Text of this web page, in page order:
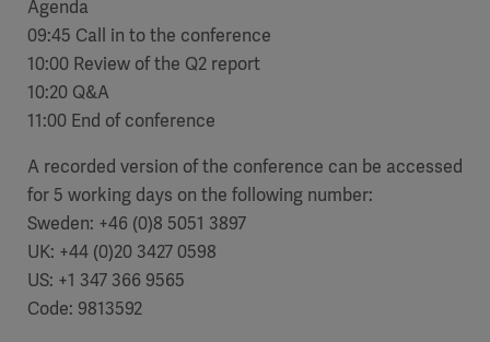
Agenda
09:45 Call in to the conference
10:00 Review of the Q2 report
10:20 Q&A
11:00 End of conference
A recorded version of the conference can be accessed
for 5 working days on the following number:
Sweden: +46 (0)8 5051 3897
UK: +44 (0)20 3427 0598
US: +1 347 366 9565
Code: 9813592